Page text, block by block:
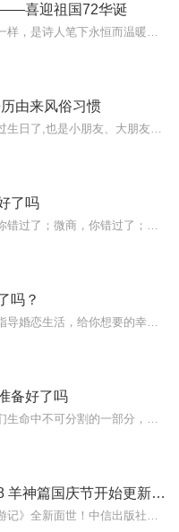
喜迎祖国72华诞
由来风俗习惯
了吗
吗？
备好了吗
小猪屏蓬十二生肖神8 羊神篇国庆节开始更新啦！